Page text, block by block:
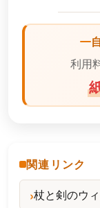
利用
関連リンク
杖と剣のウ